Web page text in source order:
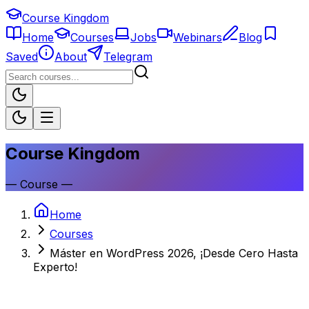
Course Kingdom
Home
Courses Jobs Webinars
Blog
Saved
About Telegram
Course Kingdom
— Course —
Home
Courses
Máster en WordPress 2026, ¡Desde Cero Hasta
Experto!